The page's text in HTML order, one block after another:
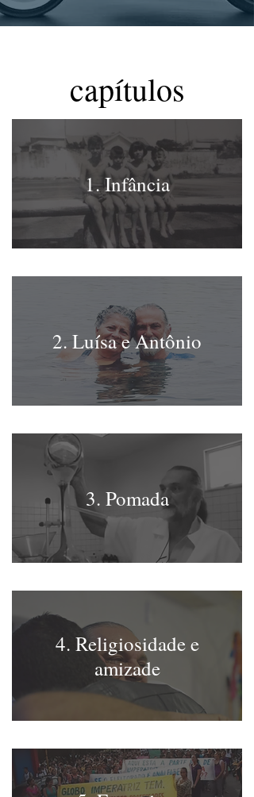
capítulos
1. Infância
2. Luísa e Antônio
3. Pomada
4. Religiosidade e
amizade